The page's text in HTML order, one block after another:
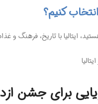
کنیم؟
ایتالیا با تاریخ، فرهنگ